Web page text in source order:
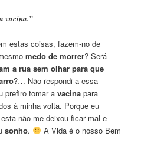
vacina.”
estas coisas, fazem-no de
medo de morrer? Será
a rua sem olhar para que
?… Não respondi a essa
prefiro tomar avacina para
à minha volta. Porque eu
não me deixou ficar mal e
sonho.
A Vida é o nosso Bem